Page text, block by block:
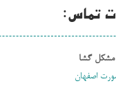
تماس:
مشکل گشا
اصفهان